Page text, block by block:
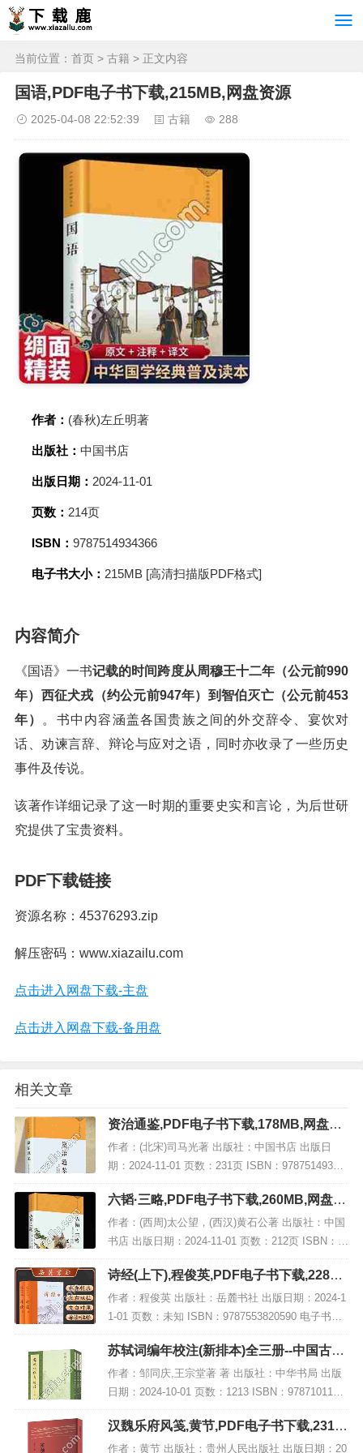
当前位置： 首页 > 古籍 > 正文内容
国语,PDF电子书下载,215MB,网盘资源
2025-04-08 22:52:39 古籍 288
作者： (春秋)左丘明著
出版社： 中国书店
出版日期： 2024-11-01
页数： 214页
ISBN： 9787514934366
电子书大小： 215MB [高清扫描版PDF格式]
内容简介
《国语》一书记载的时间跨度从周穆王十二年（公元前990
年）西征犬戎（约公元前947年）到智伯灭亡（公元前453
年） 。书中内容涵盖各国贵族之间的外交辞令、宴饮对
话、劝谏言辞、辩论与应对之语，同时亦收录了一些历史
事件及传说。
该著作详细记录了这一时期的重要史实和言论，为后世研
究提供了宝贵资料。
PDF下载链接
资源名称：45376293.zip
解压密码：www.xiazailu.com
点击进入网盘下载-主盘
点击进入网盘下载-备用盘
相关文章
资治通鉴,PDF电子书下载,178MB,网盘资
源
作者：(北宋)司马光著 出版社：中国书店 出版日
期：2024-11-01 页数：231页 ISBN：97875149341
51 电子书大小：178MB [高清扫描版PDF格式] 内容
简介 此...
六韬·三略,PDF电子书下载,260MB,网盘资
源
作者：(西周)太公望，(西汉)黄石公著 出版社：中国
书店 出版日期：2024-11-01 页数：212页 ISBN：9
787514934427 电子书大小：260MB [高清扫描版P
DF格式]...
诗经(上下),程俊英,PDF电子书下载,228M
B,网盘资源
作者：程俊英 出版社：岳麓书社 出版日期：2024-1
1-01 页数：未知 ISBN：9787553820590 电子书大
小：228MB [高清扫描版PDF格式] 内容简介 《诗经
（上下）》...
苏轼词编年校注(新排本)全三册--中国古典
文学基本丛书/邹同庆,王宗堂著,PDF下载
作者：邹同庆,王宗堂著 著 出版社：中华书局 出版
日期：2024-10-01 页数：1213 ISBN：9787101153
392 电子书大小：246MB [高清扫描版PDF格式] 内
容简介...
汉魏乐府风笺,黄节,PDF电子书下载,231M
B,网盘资源
作者：黄节 出版社：贵州人民出版社 出版日期：20